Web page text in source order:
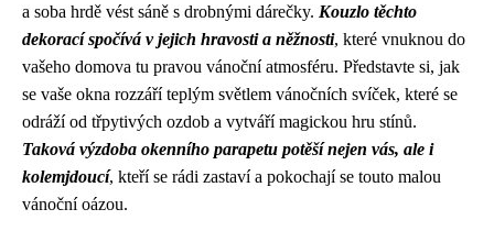
a soba hrdě vést sáně s drobnými dárečky. Kouzlo těchto
dekorací spočívá v jejich hravosti a něžnosti, které vnuknou do
vašeho domova tu pravou vánoční atmosféru. Představte si, jak
se vaše okna rozzáří teplým světlem vánočních svíček, které se
odráží od třpytivých ozdob a vytváří magickou hru stínů.
Taková výzdoba okenního parapetu potěší nejen vás, ale i
kolemjdoucí, kteří se rádi zastaví a pokochají se touto malou
vánoční oázou.